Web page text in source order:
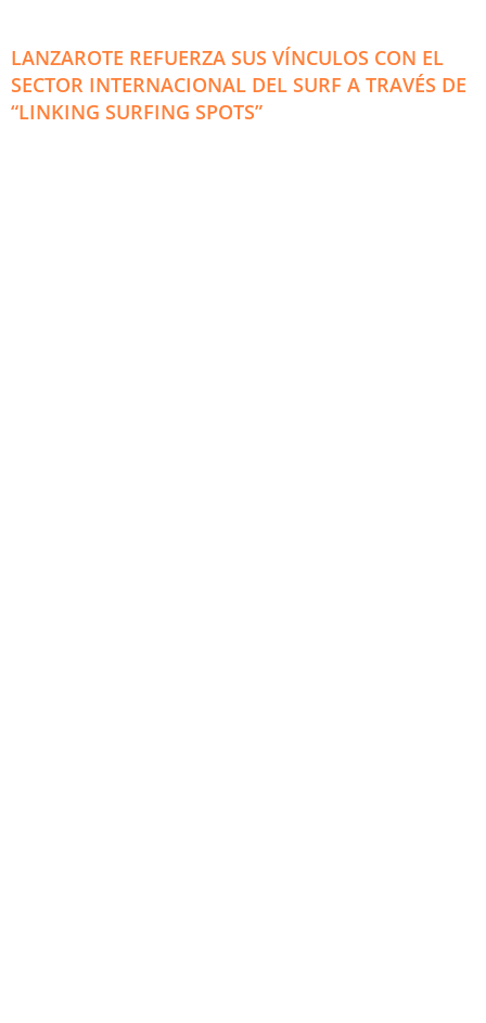
LANZAROTE REFUERZA SUS VÍNCULOS CON EL
SECTOR INTERNACIONAL DEL SURF A TRAVÉS DE
“LINKING SURFING SPOTS”